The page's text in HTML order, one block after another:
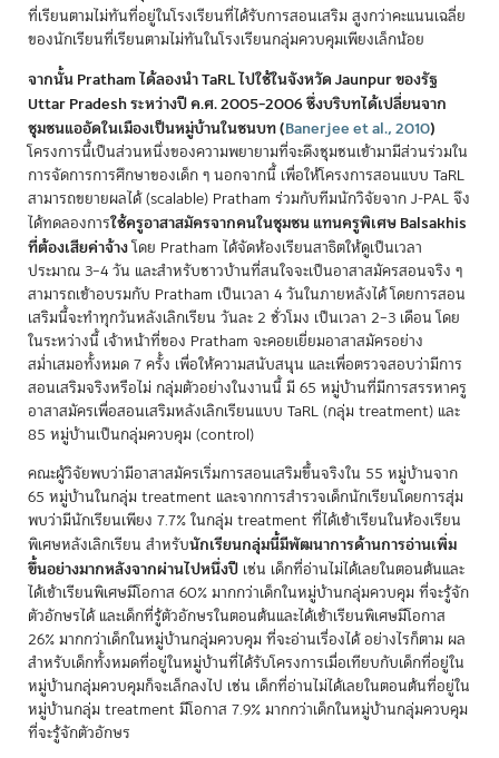
ที่เรียนตามไม่ทันที่อยู่ในโรงเรียนที่ได้รับการสอนเสริม สูงกว่าคะแนนเฉลี่ย
ของนักเรียนที่เรียนตามไม่ทันในโรงเรียนกลุ่มควบคุมเพียงเล็กน้อย
จากนั้น Pratham ได้ลองนำ TaRL ไปใช้ในจังหวัด Jaunpur ของรัฐ
Uttar Pradesh ระหว่างปี ค.ศ. 2005–2006 ซึ่งบริบทได้เปลี่ยนจาก
ชุมชนแออัดในเมืองเป็นหมู่บ้านในชนบท(Banerjee et al., 2010)
โครงการนี้เป็นส่วนหนึ่งของความพยายามที่จะดึงชุมชนเข้ามามีส่วนร่วมใน
การจัดการการศึกษาของเด็ก ๆ นอกจากนี้ เพื่อให้โครงการสอนแบบ TaRL
สามารถขยายผลได้ (scalable) Pratham ร่วมกับทีมนักวิจัยจาก J-PAL จึง
ได้ทดลองการใช้ครูอาสาสมัครจากคนในชุมชน แทนครูพิเศษ Balsakhis
ที่ต้องเสียค่าจ้างโดย Pratham ได้จัดห้องเรียนสาธิตให้ดูเป็นเวลา
ประมาณ 3–4 วัน และสำหรับชาวบ้านที่สนใจจะเป็นอาสาสมัครสอนจริง ๆ
สามารถเข้าอบรมกับ Pratham เป็นเวลา 4 วันในภายหลังได้ โดยการสอน
เสริมนี้จะทำทุกวันหลังเลิกเรียน วันละ 2 ชั่วโมง เป็นเวลา 2–3 เดือน โดย
ในระหว่างนี้ เจ้าหน้าที่ของ Pratham จะคอยเยี่ยมอาสาสมัครอย่าง
สม่ำเสมอทั้งหมด 7 ครั้ง เพื่อให้ความสนับสนุน และเพื่อตรวจสอบว่ามีการ
สอนเสริมจริงหรือไม่ กลุ่มตัวอย่างในงานนี้ มี 65 หมู่บ้านที่มีการสรรหาครู
อาสาสมัครเพื่อสอนเสริมหลังเลิกเรียนแบบ TaRL (กลุ่ม treatment) และ
85 หมู่บ้านเป็นกลุ่มควบคุม (control)
คณะผู้วิจัยพบว่ามีอาสาสมัครเริ่มการสอนเสริมขึ้นจริงใน 55 หมู่บ้านจาก
65 หมู่บ้านในกลุ่ม treatment และจากการสำรวจเด็กนักเรียนโดยการสุ่ม
พบว่ามีนักเรียนเพียง 7.7% ในกลุ่ม treatment ที่ได้เข้าเรียนในห้องเรียน
พิเศษหลังเลิกเรียน สำหรับนักเรียนกลุ่มนี้มีพัฒนาการด้านการอ่านเพิ่ม
ขึ้นอย่างมากหลังจากผ่านไปหนึ่งปี เช่น เด็กที่อ่านไม่ได้เลยในตอนต้นและ
ได้เข้าเรียนพิเศษมีโอกาส 60% มากกว่าเด็กในหมู่บ้านกลุ่มควบคุม ที่จะรู้จัก
ตัวอักษรได้ และเด็กที่รู้ตัวอักษรในตอนต้นและได้เข้าเรียนพิเศษมีโอกาส
26% มากกว่าเด็กในหมู่บ้านกลุ่มควบคุม ที่จะอ่านเรื่องได้ อย่างไรก็ตาม ผล
สำหรับเด็กทั้งหมดที่อยู่ในหมู่บ้านที่ได้รับโครงการเมื่อเทียบกับเด็กที่อยู่ใน
หมู่บ้านกลุ่มควบคุมก็จะเล็กลงไป เช่น เด็กที่อ่านไม่ได้เลยในตอนต้นที่อยู่ใน
หมู่บ้านกลุ่ม treatment มีโอกาส 7.9% มากกว่าเด็กในหมู่บ้านกลุ่มควบคุม
ที่จะรู้จักตัวอักษร